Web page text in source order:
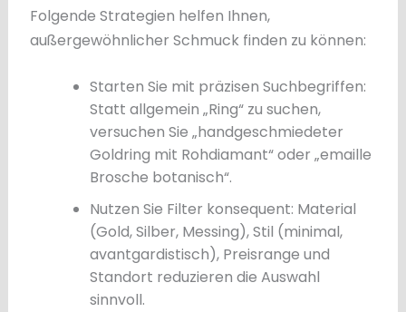
Folgende Strategien helfen Ihnen,
außergewöhnlicher Schmuck finden zu können:
Starten Sie mit präzisen Suchbegriffen:
Statt allgemein „Ring“ zu suchen,
versuchen Sie „handgeschmiedeter
Goldring mit Rohdiamant“ oder „emaille
Brosche botanisch“.
Nutzen Sie Filter konsequent: Material
(Gold, Silber, Messing), Stil (minimal,
avantgardistisch), Preisrange und
Standort reduzieren die Auswahl
sinnvoll.